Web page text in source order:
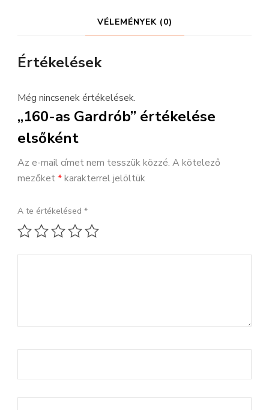
VÉLEMÉNYEK (0)
Értékelések
Még nincsenek értékelések.
„160-as Gardrób” értékelése
elsőként
Az e-mail címet nem tesszük közzé. A kötelező
mezőket*karakterrel jelöltük
A te értékelésed *
1 / 5 csillag
2 / 5 csillag
3 / 5 csillag
4 / 5 csillag